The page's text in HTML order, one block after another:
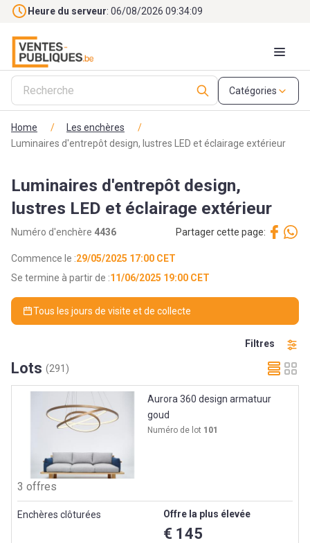
Skip to main content
Heure du serveur: 06/08/2026 09:34:10
Catégories
Home / Les enchères
/
Luminaires d'entrepôt design, lustres LED et éclairage extérieur
Luminaires d'entrepôt design,
lustres LED et éclairage extérieur
Numéro d'enchère 4436 Partager cette page:
Commence le :29/05/2025 17:00 CET
Se termine à partir de :11/06/2025 19:00 CET
Tous les jours de visite et de collecte
Filtres
Lots (291)
Aurora 360 design armatuur
goud
Numéro de lot 101
3 offres
Enchères clôturées Offre la plus élevée
€ 145